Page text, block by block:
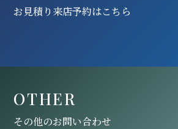
お見積り来店予約はこちら
OTHER
その他のお問い合わせ